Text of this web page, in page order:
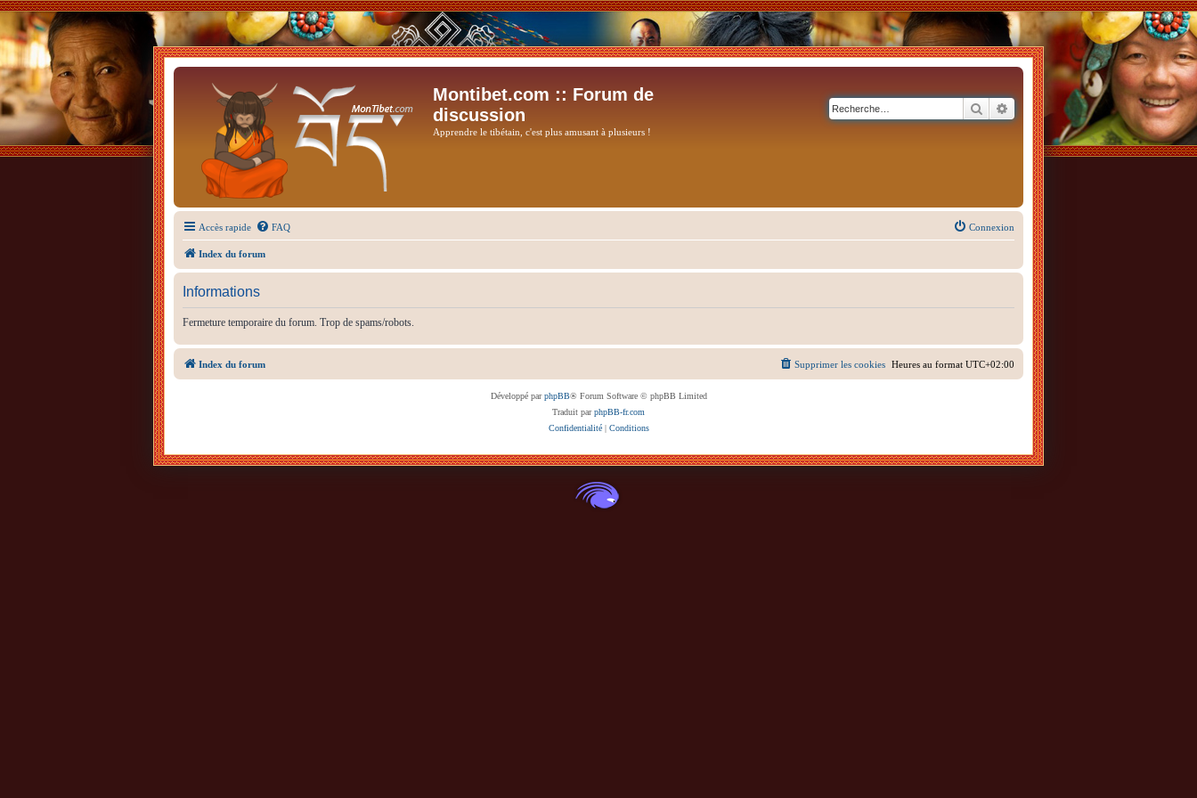
Montibet.com :: Forum de
discussion
Apprendre le tibétain, c'est plus amusant à plusieurs !
RechercherRecherche avancée
Accès rapide FAQ Connexion
Index du forum
Informations
Fermeture temporaire du forum. Trop de spams/robots.
Index du forum Heures au format UTC+02:00
Supprimer les cookies
Développé parphpBB® Forum Software © phpBB Limited
Traduit parphpBB-fr.com
Confidentialité| Conditions